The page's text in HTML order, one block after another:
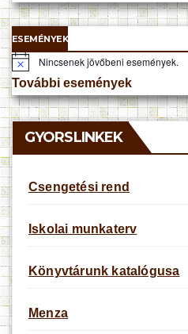
ESEMÉNYEK
N
o
t
i
c
e
Nincsenek jövőbeni események.
További események
GYORSLINKEK
Csengetési rend
Iskolai munkaterv
Könyvtárunk katalógusa
Menza